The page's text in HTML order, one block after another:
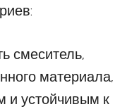
смеситель,
материала,
и устойчивым к